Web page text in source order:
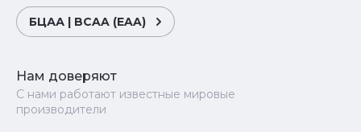
БЦАА | BCAA (EAA)
Нам доверяют
С нами работают известные мировые
производители